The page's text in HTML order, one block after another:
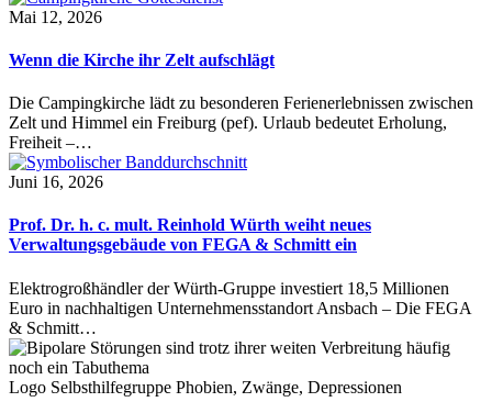
Mai 12, 2026
Wenn die Kirche ihr Zelt aufschlägt
Die Campingkirche lädt zu besonderen Ferienerlebnissen zwischen
Zelt und Himmel ein Freiburg (pef). Urlaub bedeutet Erholung,
Freiheit –…
Juni 16, 2026
Prof. Dr. h. c. mult. Reinhold Würth weiht neues
Verwaltungsgebäude von FEGA & Schmitt ein
Elektrogroßhändler der Würth-Gruppe investiert 18,5 Millionen
Euro in nachhaltigen Unternehmensstandort Ansbach – Die FEGA
& Schmitt…
Logo Selbsthilfegruppe Phobien, Zwänge, Depressionen